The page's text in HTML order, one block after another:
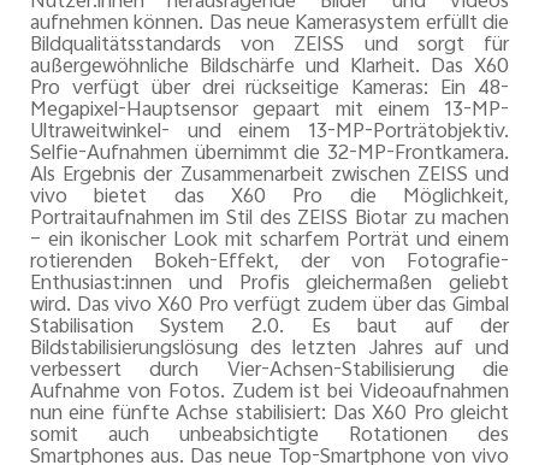
aufnehmen können. Das neue Kamerasystem erfüllt die
Bildqualitätsstandards von ZEISS und sorgt für
außergewöhnliche Bildschärfe und Klarheit. Das X60
Pro verfügt über drei rückseitige Kameras: Ein 48-
Megapixel-Hauptsensor gepaart mit einem 13-MP-
Ultraweitwinkel- und einem 13-MP-Porträtobjektiv.
Selfie-Aufnahmen übernimmt die 32-MP-Frontkamera.
Als Ergebnis der Zusammenarbeit zwischen ZEISS und
vivo bietet das X60 Pro die Möglichkeit,
Portraitaufnahmen im Stil des ZEISS Biotar zu machen
– ein ikonischer Look mit scharfem Porträt und einem
rotierenden Bokeh-Effekt, der von Fotografie-
Enthusiast:innen und Profis gleichermaßen geliebt
wird. Das vivo X60 Pro verfügt zudem über das Gimbal
Stabilisation System 2.0. Es baut auf der
Bildstabilisierungslösung des letzten Jahres auf und
verbessert durch Vier-Achsen-Stabilisierung die
Aufnahme von Fotos. Zudem ist bei Videoaufnahmen
nun eine fünfte Achse stabilisiert: Das X60 Pro gleicht
somit auch unbeabsichtigte Rotationen des
Smartphones aus. Das neue Top-Smartphone von vivo